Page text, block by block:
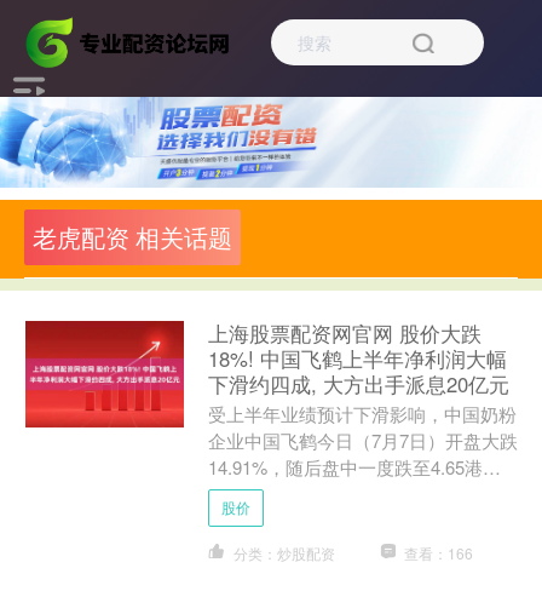
老虎配资 相关话题
上海股票配资网官网 股价大跌
18%! 中国飞鹤上半年净利润大幅
下滑约四成, 大方出手派息20亿元
受上半年业绩预计下滑影响，中国奶粉
企业中国飞鹤今日（7月7日）开盘大跌
14.91%，随后盘中一度跌至4.65港
元，最大跌幅超18%。 消息面上，中
国飞鹤7月4日....
股价
分类：炒股配资 查看：166